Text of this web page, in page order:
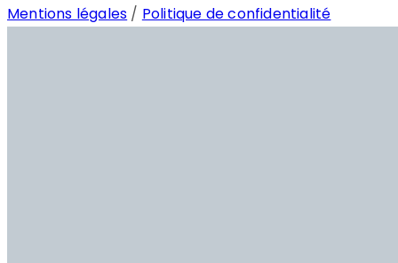
Mentions légales / Politique de confidentialité